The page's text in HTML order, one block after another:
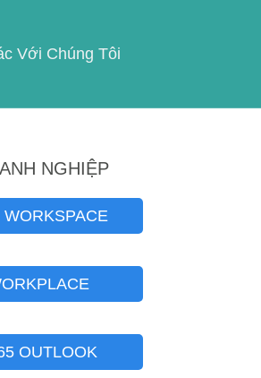
Với Chúng Tôi
NGHIỆP
OUTLOOK